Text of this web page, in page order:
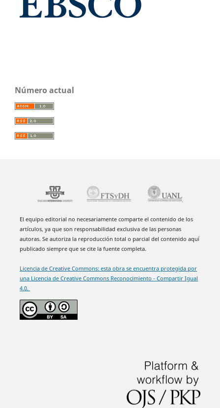
Número actual
El equipo editorial no necesariamente comparte el contenido de los
artículos, ya que son responsabilidad exclusiva de las personas
autoras. Se autoriza la reproducción total o parcial del contenido aquí
publicado siempre que se cite la fuente completa.
Licencia de Creative Commons: esta obra se encuentra protegida por
una Licencia de Creative Commons Reconocimiento - Compartir Igual
4.0.